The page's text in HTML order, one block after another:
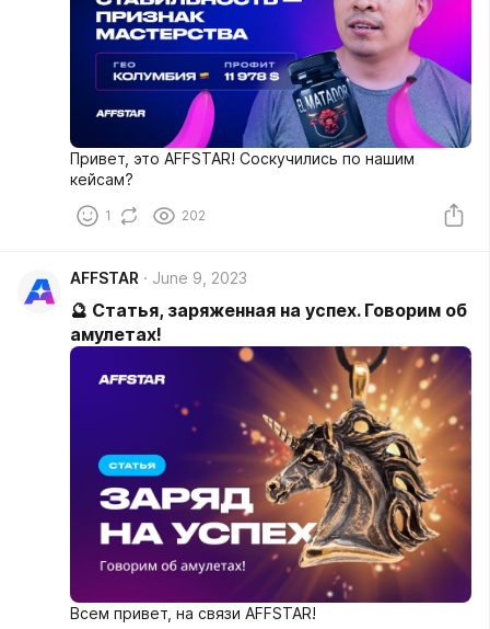
Привет, это AFFSTAR! Соскучились по нашим
кейсам?
1 202
AFFSTAR June 9, 2023
🔮 Статья, заряженная на успех. Говорим об
амулетах!
Всем привет, на связи AFFSTAR!